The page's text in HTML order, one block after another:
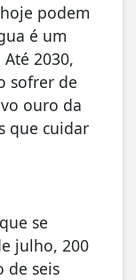
podem
é um
2030,
sofrer de
ouro da
que cuidar
se
julho, 200
de seis